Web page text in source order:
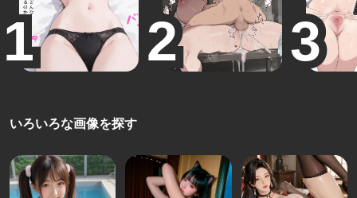
いろいろな画像を探す